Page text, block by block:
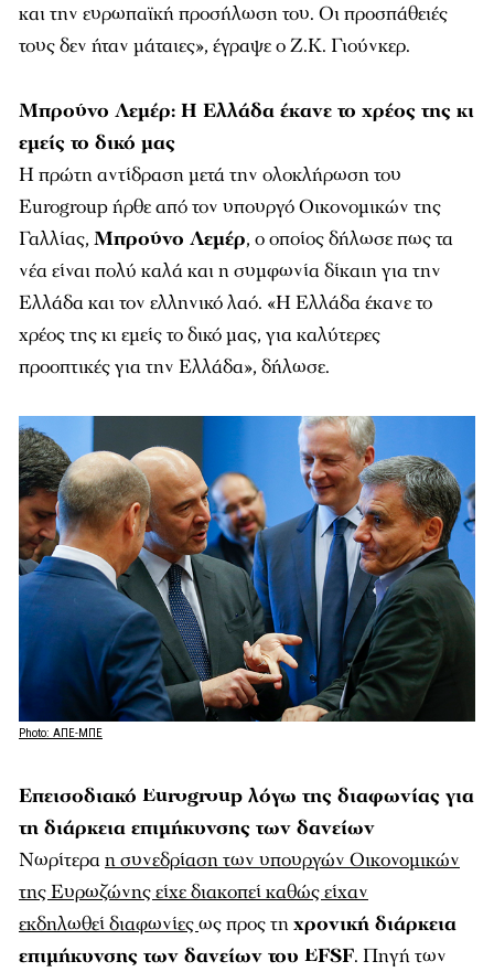
και την ευρωπαϊκή προσήλωση του. Οι προσπάθειές
τους δεν ήταν μάταιες», έγραψε ο Ζ.Κ. Γιούνκερ.
Μπρούνο Λεμέρ: Η Ελλάδα έκανε το χρέος της κι
εμείς το δικό μας
Η πρώτη αντίδραση μετά την ολοκλήρωση του
Eurogroup ήρθε από τον υπουργό Οικονομικών της
Γαλλίας, Μπρούνο Λεμέρ, ο οποίος δήλωσε πως τα
νέα είναι πολύ καλά και η συμφωνία δίκαιη για την
Ελλάδα και τον ελληνικό λαό. «ΗΕλλάδα έκανε το
χρέος της κι εμείς το δικό μας, για καλύτερες
προοπτικές για την Ελλάδα», δήλωσε.
Photo: ΑΠΕ-ΜΠΕ
Επεισοδιακό Eurogroup λόγω της διαφωνίας για
τη διάρκεια επιμήκυνσης των δανείων
Νωρίτεραη συνεδρίαση των υπουργών Οικονομικών
της Ευρωζώνης είχε διακοπεί καθώς είχαν
εκδηλωθεί διαφωνίεςως προς τηχρονική διάρκεια
επιμήκυνσης των δανείων του EFSF. Πηγή των